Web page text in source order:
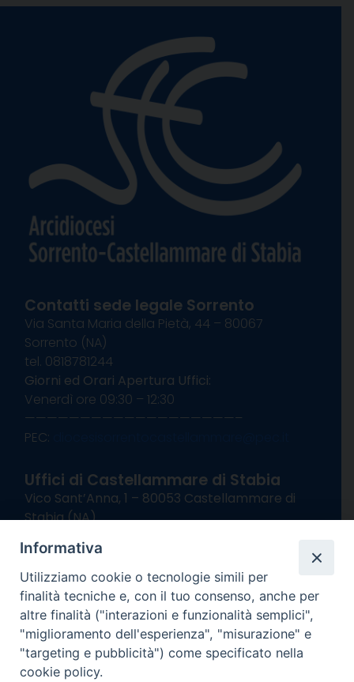
Contatti sede legale Sorrento
Via Santa Maria della Pietà, 44 – 80067
Sorrento (NA)
tel. 0818781244
Giorni ed Orari Apertura Uffici:
Venerdì ore 09:30 – 12:30
———————————————————–
PEC:
Uffici di Castellammare di Stabia
Vico Sant’Anna, 1 – 80053 Castellammare di
Stabia (NA)
Giorni ed Orari Apertura Uffici:
Lunedì e Mercoledì ore 09:00 – 13:00
Uffici Matrimoni:
Lunedì e Mercoledì ore 09:30 – 12:30
seguici su
Informativa
Utilizziamo cookie o tecnologie simili per
finalità tecniche e, con il tuo consenso, anche per
altre finalità ("interazioni e funzionalità semplici",
"miglioramento dell'esperienza", "misurazione" e
"targeting e pubblicità") come specificato nella
cookie policy.